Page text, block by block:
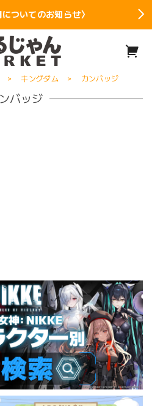
ついてのお知らせ〉
キングダム カンバッジ
バッジ